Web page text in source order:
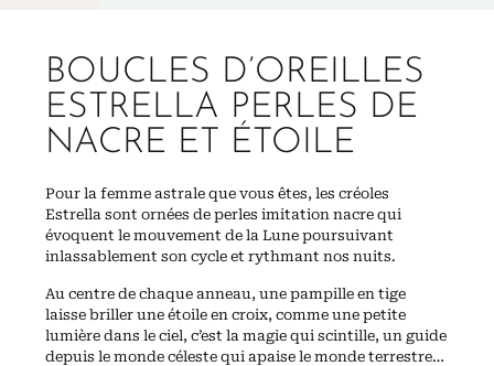
BOUCLES D’OREILLES
ESTRELLA PERLES DE
NACRE ET ÉTOILE
Pour la femme astrale que vous êtes, les créoles
Estrella sont ornées de perles imitation nacre qui
évoquent le mouvement de la Lune poursuivant
inlassablement son cycle et rythmant nos nuits.
Au centre de chaque anneau, une pampille en tige
laisse briller une étoile en croix, comme une petite
lumière dans le ciel, c’est la magie qui scintille, un guide
depuis le monde céleste qui apaise le monde terrestre…